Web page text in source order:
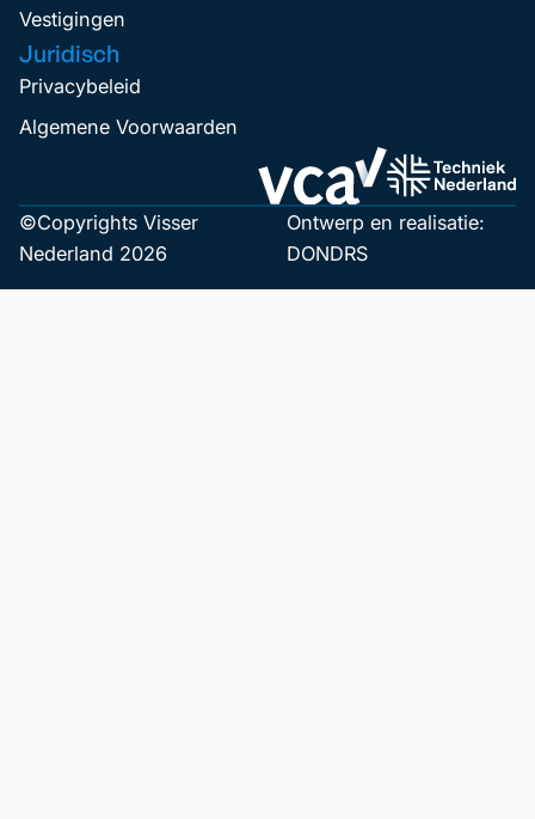
Vestigingen
Juridisch
Privacybeleid
Algemene Voorwaarden
©Copyrights Visser
Nederland 2026
Ontwerp en realisatie:
DONDRS